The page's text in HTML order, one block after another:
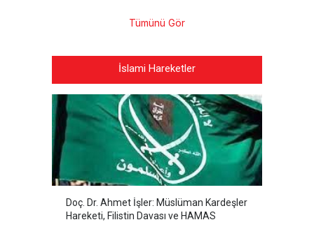
Tümünü Gör
İslami Hareketler
Doç. Dr. Ahmet İşler: Müslüman Kardeşler
Hareketi, Filistin Davası ve HAMAS